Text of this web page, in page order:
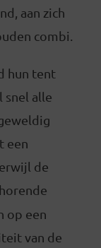
aan zich
combi.
hun tent
snel alle
een
de
op een
van de